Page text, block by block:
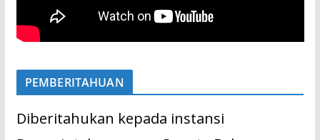
PEMBERITAHUAN
Diberitahukan kepada instansi